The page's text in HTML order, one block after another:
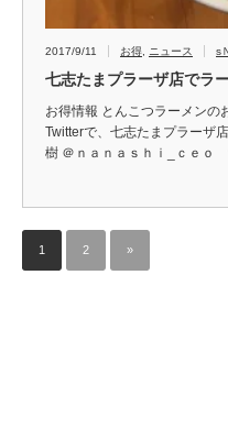
2017/9/11 お得, ニュース s
七志たまプラーザ店でラ
お得情報 とんこつラーメン
Twitterで、七志たまプラーザ
樹 ＠ｎａｎａｓｈｉ_ｃｅｏ
1 2 »